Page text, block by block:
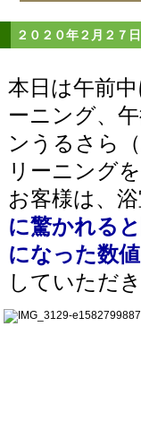
２０２０年２月２７
本日は午前
ーニング、
ンうるさら
リーニング
お客様は、
に驚かれる
になった数
していただ